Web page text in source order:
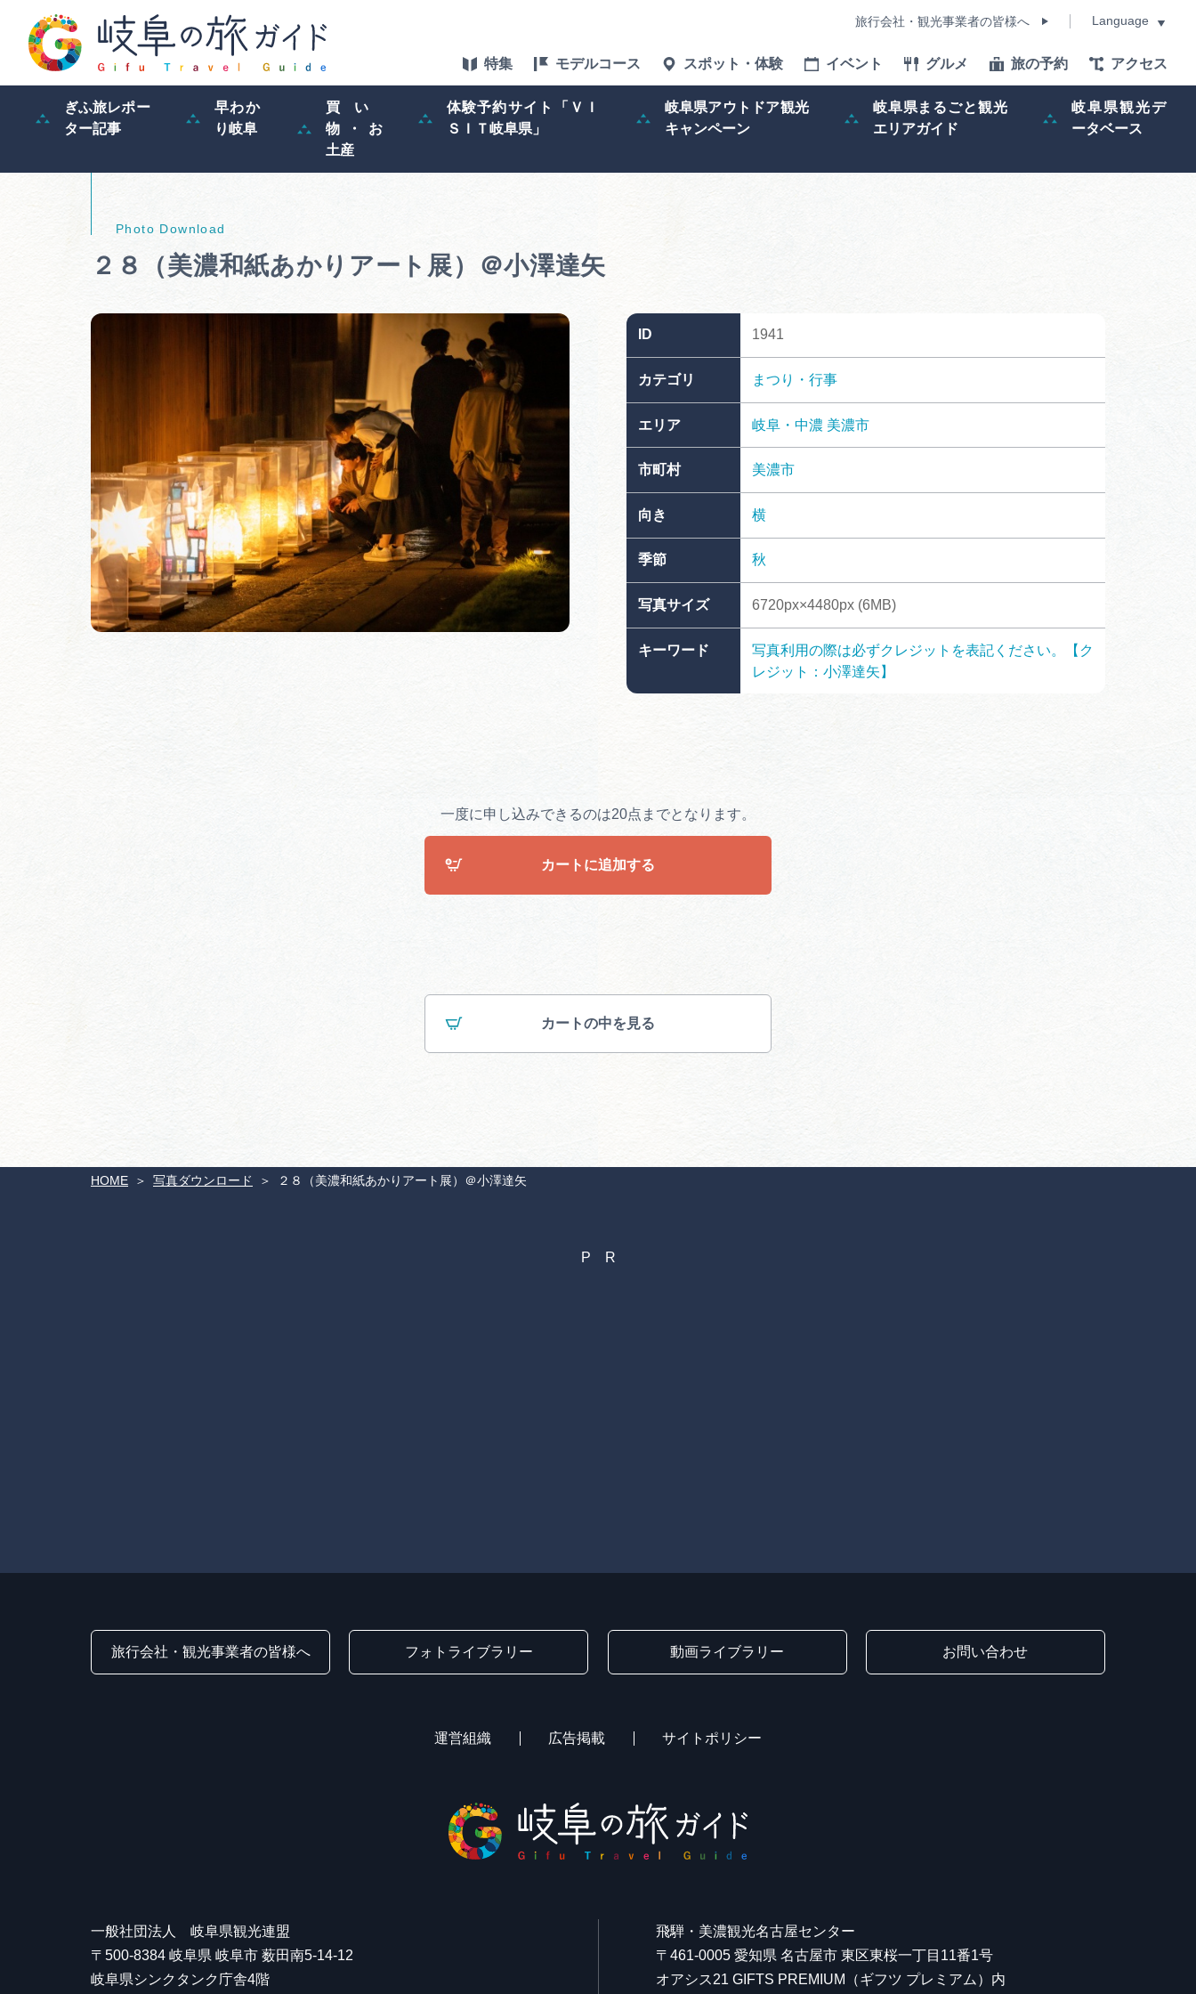
旅行会社・観光事業者の皆様へ Language
特集 モデルコース スポット・体験 イベント グルメ 旅の予約 アクセス
ぎふ旅レポー
ター記事
早わか
り岐阜
買い
物・お
土産
体験予約サイト「ＶＩ
ＳＩＴ岐阜県」
岐阜県アウトドア観光
キャンペーン
岐阜県まるごと観光
エリアガイド
岐阜県観光デ
ータベース
岐阜県アウトドア観光キャン
ペーン
イド
岐阜県観光データベース
旅行会社・観光事業者の皆様へ フォトライブラリー
行きたいリストを見る
HOME 写真ダウンロード ２８（美濃和紙あかりアート展）＠小澤達矢
２８（美濃和紙あかりアート展）＠小澤達矢
ID 1941
カテゴリ まつり・行事
エリア 岐阜・中濃 美濃市
市町村 美濃市
向き 横
季節 秋
写真サイズ 6720px×4480px (6MB)
キーワード
写真利用の際は必ずクレジットを表記ください。【ク
レジット：小澤達矢】
一度に申し込みできるのは20点までとなります。
カートに追加する
カートの中を見る
旅行会社・観光事業者の皆様へ フォトライブラリー 動画ライブラリー お問い合わせ
運営組織 広告掲載 サイトポリシー
一般社団法人 岐阜県観光連盟
〒500-8384 岐阜県 岐阜市 薮田南5-14-12
岐阜県シンクタンク庁舎4階
飛騨・美濃観光名古屋センター
〒461-0005 愛知県 名古屋市 東区東桜一丁目11番1号
オアシス21 GIFTS PREMIUM（ギフツ プレミアム）内